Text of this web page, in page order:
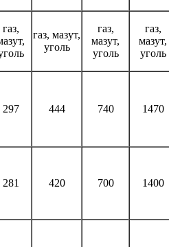
газ,
газ, мазут,
уголь
газ,
мазут,
уголь
газ,
мазут,
уголь
297 444 740 1470
281 420 700 1400